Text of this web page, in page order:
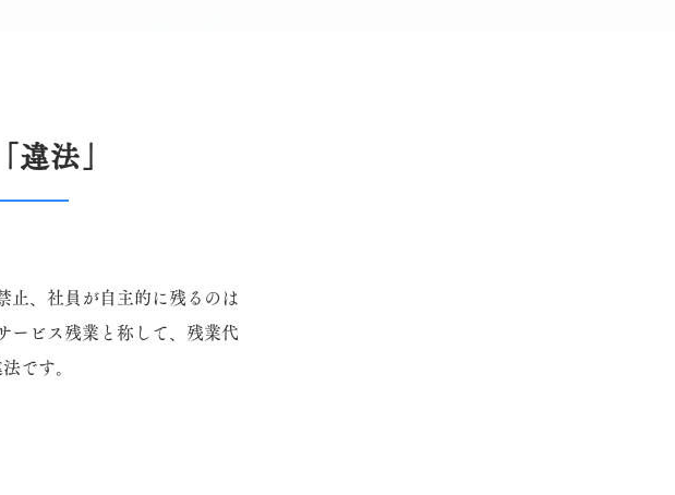
違法」
止、社員が自主的に残るのは
ービス残業と称して、残業代
です。